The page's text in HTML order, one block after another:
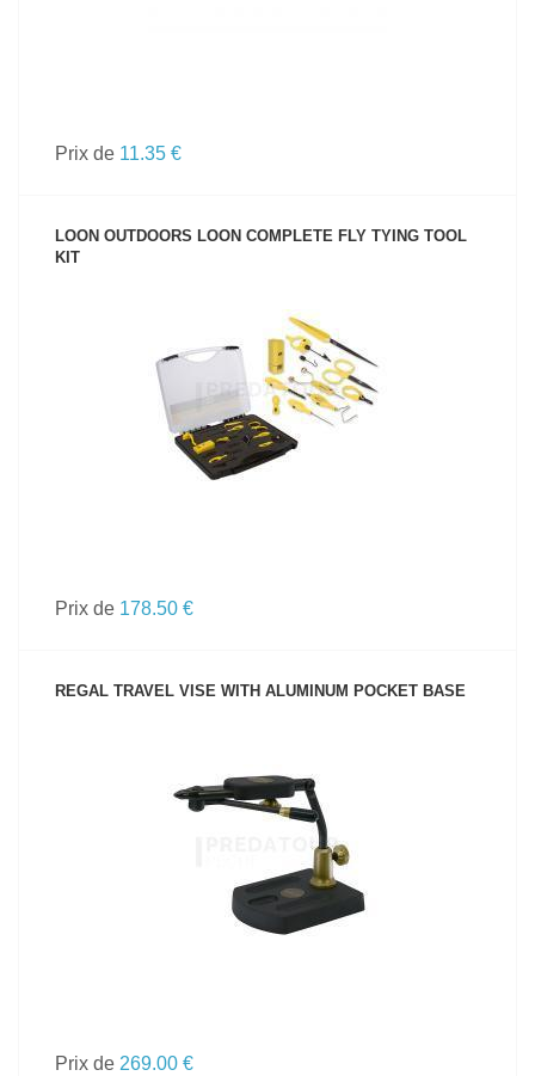
Prix de 11.35 €
LOON OUTDOORS LOON COMPLETE FLY TYING TOOL
KIT
VOIR LE PRODUIT
Prix de 178.50 €
REGAL TRAVEL VISE WITH ALUMINUM POCKET BASE
VOIR LE PRODUIT
Prix de 269.00 €